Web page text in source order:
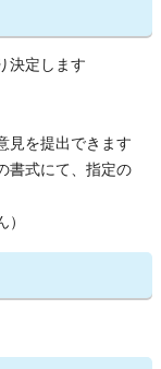
決定します
見を提出できます
書式にて、指定の